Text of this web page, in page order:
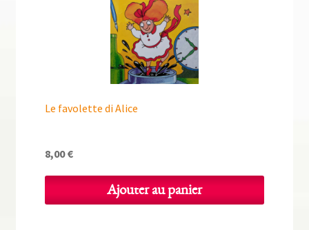
Le favolette di Alice
8,00€
Ajouter au panier